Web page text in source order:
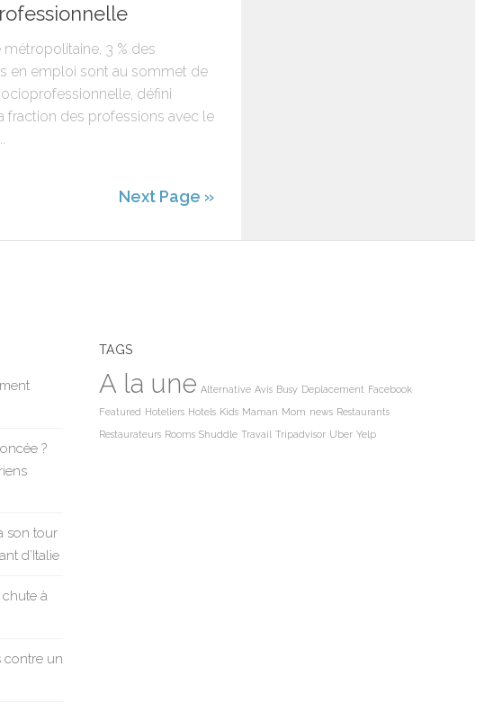
métropolitaine, 3 % des
en emploi sont au sommet de
défini
fraction des professions avec le
Next Page »
?
son tour
d’Italie
chute à
contre un
TAGS
A la une Alternative Avis Busy Deplacement Facebook
Featured Hoteliers Hotels Kids Maman Mom news Restaurants
Restaurateurs Rooms Shuddle Travail Tripadvisor Uber Yelp